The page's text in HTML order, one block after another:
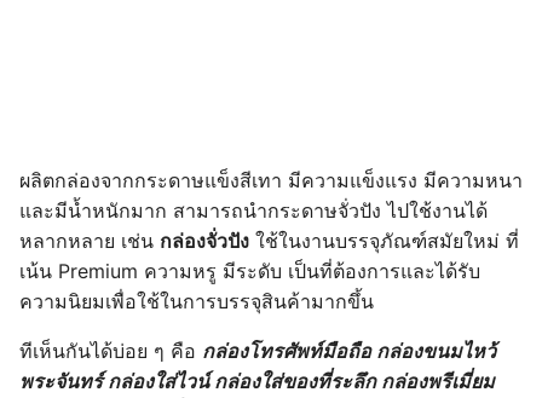
ผลิตกล่องจากกระดาษแข็งสีเทา มีความแข็งแรง มีความหนา
และมีน้ำหนักมาก สามารถนำกระดาษจั่วปัง ไปใช้งานได้
หลากหลาย เช่น กล่องจั่วปัง ใช้ในงานบรรจุภัณฑ์สมัยใหม่ ที่
เน้น Premium ความหรู มีระดับ เป็นที่ต้องการและได้รับ
ความนิยมเพื่อใช้ในการบรรจุสินค้ามากขึ้น
ทีเห็นกันได้บ่อย ๆ คือ กล่องโทรศัพท์มือถือ กล่องขนมไหว้
พระจันทร์ กล่องใส่ไวน์ กล่องใส่ของที่ระลึก กล่องพรีเมี่ยม